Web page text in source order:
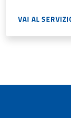
VAI AL